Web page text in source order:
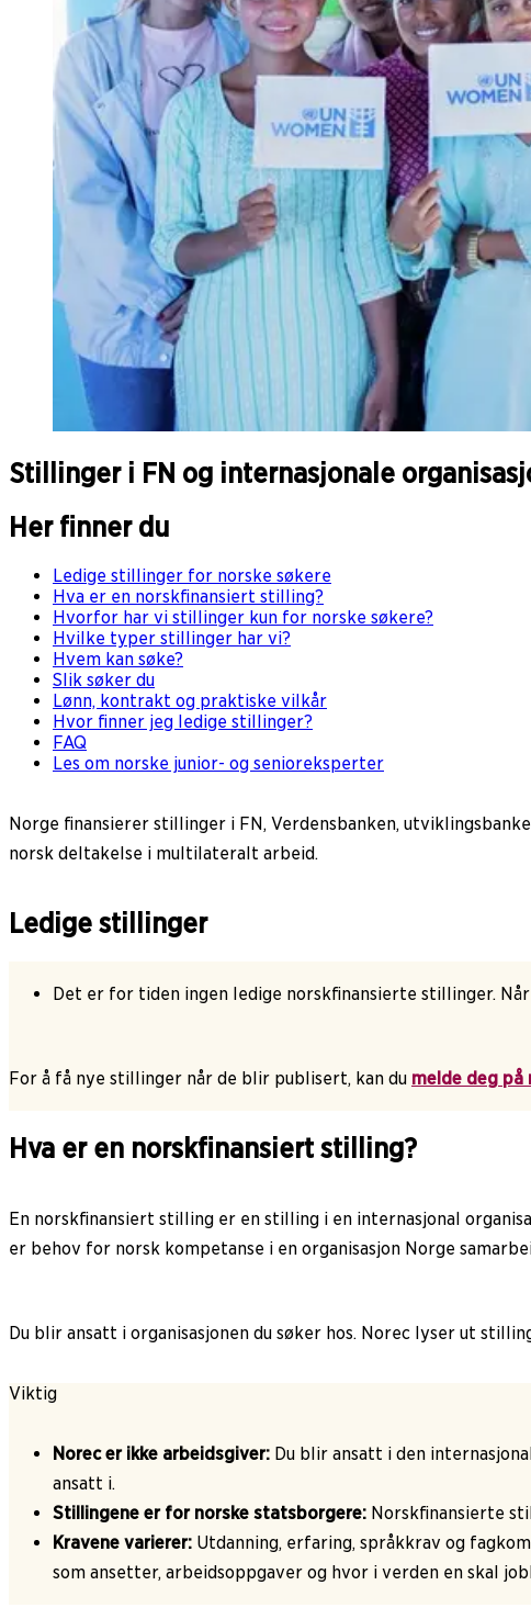
Stillinger i FN og internasjonale
Her finner du
Ledige stillinger for norske søkere
Hva er en norskfinansiert stilling?
Hvorfor har vi stillinger kun for norske søkere?
Hvilke typer stillinger har vi?
Hvem kan søke?
Slik søker du
Lønn, kontrakt og praktiske vilkår
Hvor finner jeg ledige stillinger?
FAQ
Les om norske junior- og senioreksperter
Norge finansierer stillinger i FN, Verdensbanken,
norsk deltakelse i multilateralt arbeid.
Ledige stillinger
Det er for tiden ingen ledige norskfinansierte stillinger.
For å få nye stillinger når de blir publisert, kan du melde deg
Hva er en norskfinansiert stilling?
En norskfinansiert stilling er en stilling i en internasjonal
er behov for norsk kompetanse i en organisasjon Norge
Du blir ansatt i organisasjonen du søker hos. Norec lyser ut
Viktig
Norec er ikke arbeidsgiver: Du blir ansatt i den
ansatt i.
Stillingene er for norske statsborgere: Norskfinansierte
Kravene varierer: Utdanning, erfaring, språkkrav og
som ansetter, arbeidsoppgaver og hvor i verden en skal